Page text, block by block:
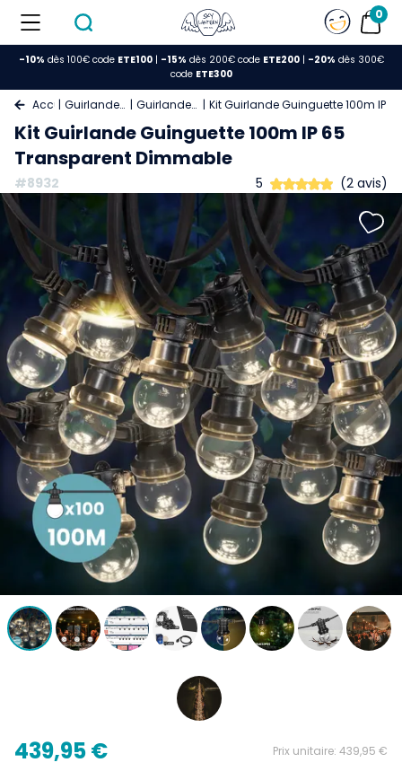
0
-10% dès 100€ code ETE100| -15% dès 200€ code ETE200| -20% dès 300€
code ETE300
Accueil Guirlande Lumineuse Guirlande Guinguette Kit Guirlande Guinguette 100m IP
Kit Guirlande Guinguette 100m IP 65
Transparent Dimmable
#8932 5 (2 avis)
439,95 € Prix unitaire: 439,95 €